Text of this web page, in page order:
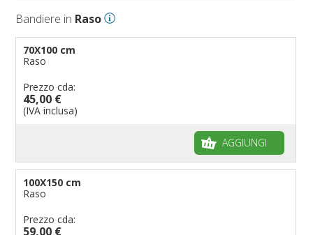
Bandiere in Raso
70X100 cm
Raso
Prezzo cda:
45,00 €
(IVA inclusa)
AGGIUNGI
100X150 cm
Raso
Prezzo cda:
59,00 €